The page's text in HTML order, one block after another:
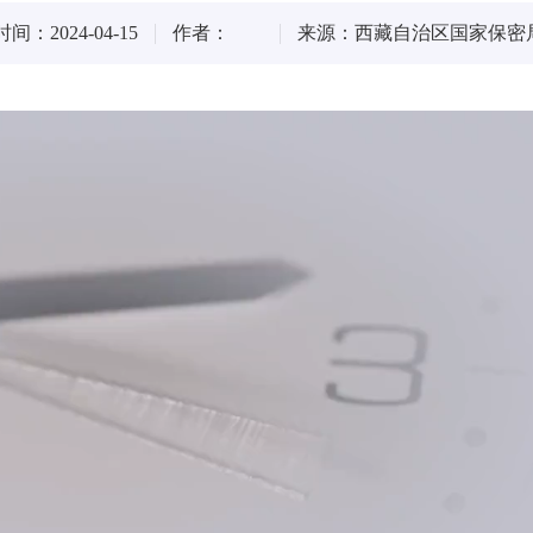
间：2024-04-15 作者： 来源：西藏自治区国家保密